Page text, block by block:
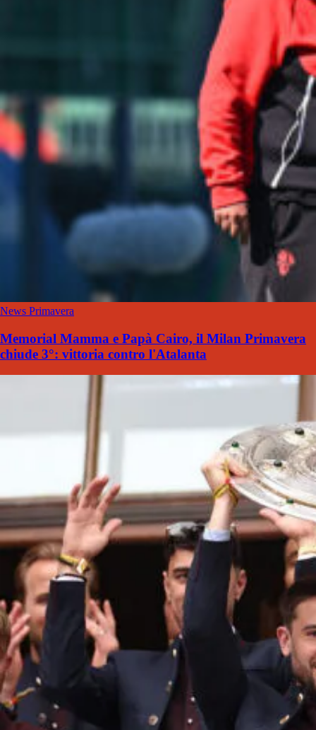
News Primavera
Memorial Mamma e Papà Cairo, il Milan Primavera
chiude 3°: vittoria contro l'Atalanta